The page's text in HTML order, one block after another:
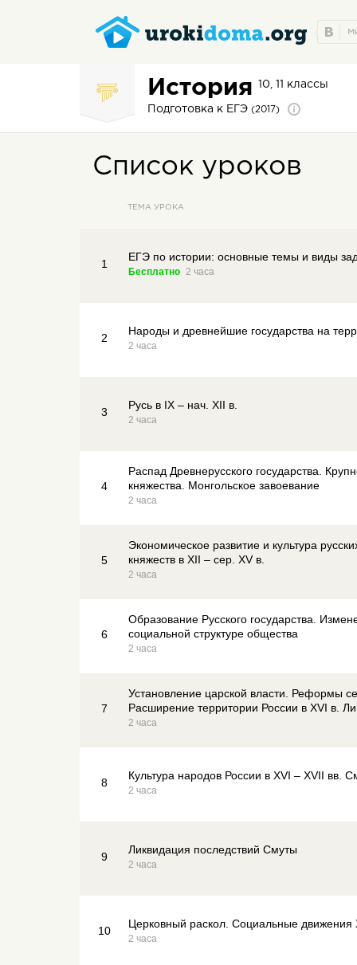
История 10, 11 классы
Подготовка к ЕГЭ (2017)
Список уроков
ТЕМА УРОКА
1
ЕГЭ по истории: основные темы и виды
Бесплатно 2 часа
2
Народы и древнейшие государства на
2 часа
3
Русь в IX – нач. XII в.
2 часа
4
Распад Древнерусского государства.
княжества. Монгольское завоевание
2 часа
5
Экономическое развитие и культура
княжеств в XII – сер. XV в.
2 часа
6
Образование Русского государства.
социальной структуре общества
2 часа
7
Установление царской власти. Реформы
Расширение территории России в XVI в.
2 часа
8
Культура народов России в XVI – XVII вв.
2 часа
9
Ликвидация последствий Смуты
2 часа
10
Церковный раскол. Социальные движения
2 часа